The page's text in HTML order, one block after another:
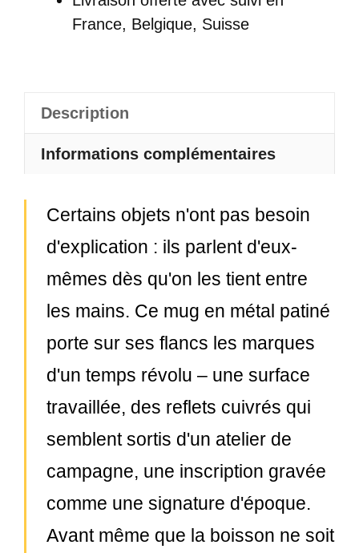
France, Belgique, Suisse
Description
Informations complémentaires
Certains objets n'ont pas besoin
d'explication : ils parlent d'eux-
mêmes dès qu'on les tient entre
les mains. Ce mug en métal patiné
porte sur ses flancs les marques
d'un temps révolu – une surface
travaillée, des reflets cuivrés qui
semblent sortis d'un atelier de
campagne, une inscription gravée
comme une signature d'époque.
Avant même que la boisson ne soit